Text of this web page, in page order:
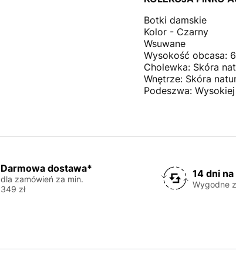
Botki damskie
Kolor - Czarny
Wsuwane
Wysokość obcasa:
Cholewka: Skóra
Wnętrze: Skóra
Podeszwa:
Darmowa dostawa*
dla zamówień za min.
349 zł
14 dni
Wygodne